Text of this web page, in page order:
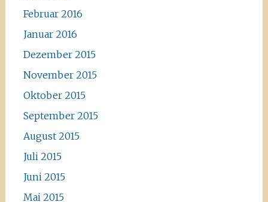
Februar 2016
Januar 2016
Dezember 2015
November 2015
Oktober 2015
September 2015
August 2015
Juli 2015
Juni 2015
Mai 2015